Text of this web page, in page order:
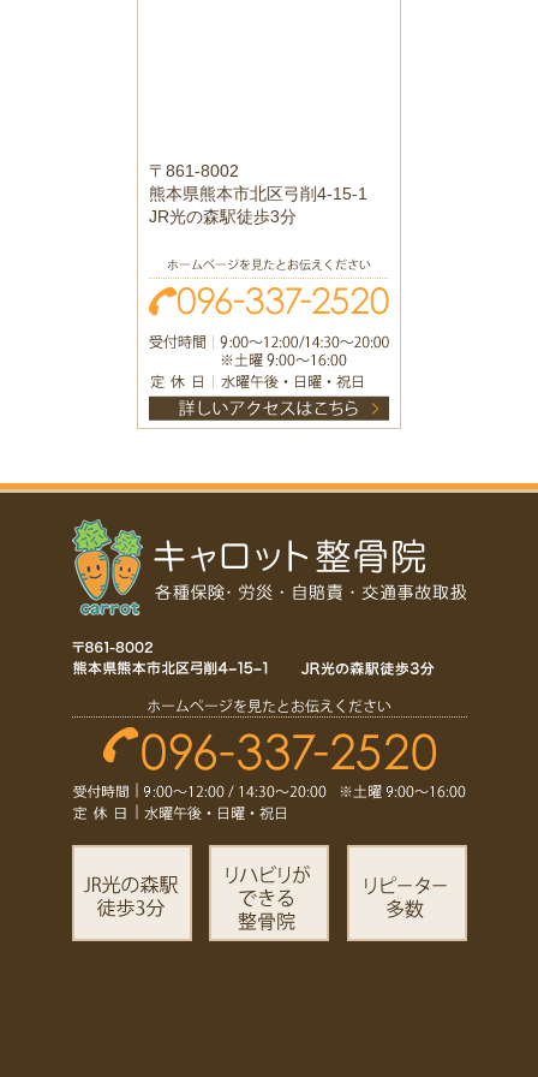
〒861-8002
熊本県熊本市北区弓削4-15-1
JR光の森駅徒歩3分